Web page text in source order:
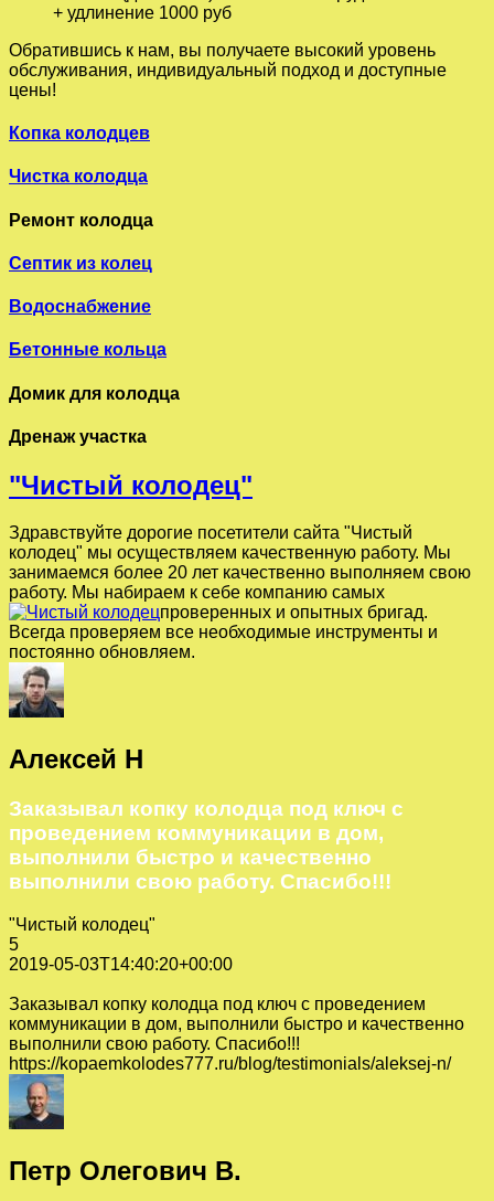
+ удлинение 1000 руб
Обратившись к нам, вы получаете высокий уровень
обслуживания, индивидуальный подход и доступные
цены!
Копка колодцев
Чистка колодца
Ремонт колодца
Септик из колец
Водоснабжение
Бетонные кольца
Домик для колодца
Дренаж участка
"Чистый колодец"
Здравствуйте дорогие посетители сайта "Чистый
колодец" мы осуществляем качественную работу. Мы
занимаемся более 20 лет качественно выполняем свою
работу. Мы набираем к себе компанию самых
проверенных и опытных бригад.
Всегда проверяем все необходимые инструменты и
постоянно обновляем.
Алексей Н
Заказывал копку колодца под ключ с
проведением коммуникации в дом,
выполнили быстро и качественно
выполнили свою работу. Спасибо!!!
"Чистый колодец"
5
2019-05-03T14:40:20+00:00
Заказывал копку колодца под ключ с проведением
коммуникации в дом, выполнили быстро и качественно
выполнили свою работу. Спасибо!!!
https://kopaemkolodes777.ru/blog/testimonials/aleksej-n/
Петр Олегович В.